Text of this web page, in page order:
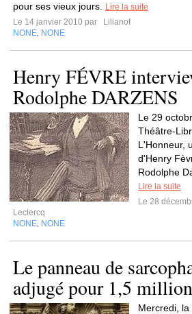
pour ses vieux jours.
Lire la suite
Le 14 janvier 2010 par
Lilianof
NONE NONE
Henry FÉVRE
Rodolphe DARZENS
Le 29
Théâtre-
L'Honneur,
d'Henry
Rodolphe
Lire la suite
Le 28
Leclercq
NONE NONE
Le panneau de
adjugé pour 1,5
Mercredi,